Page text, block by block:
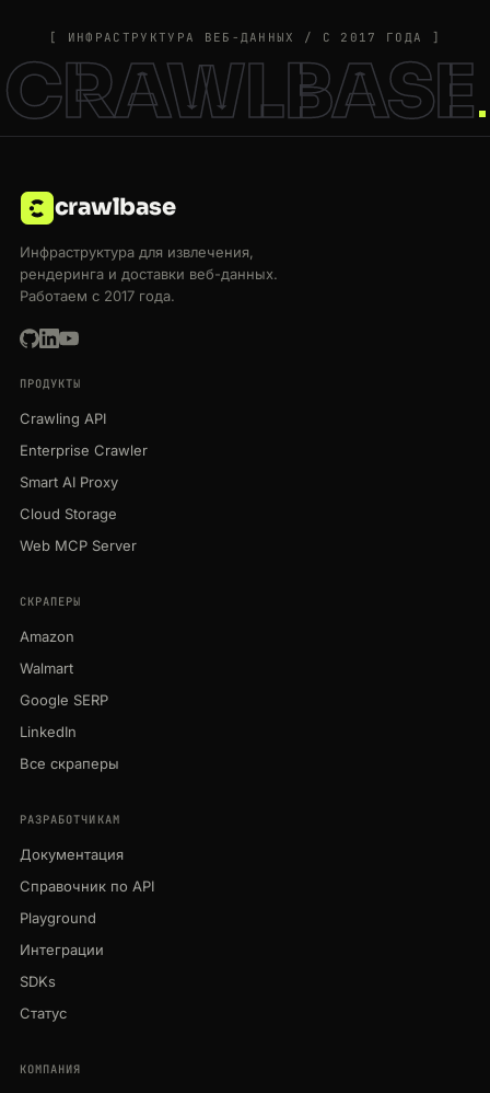
[ ИНФРАСТРУКТУРА ВЕБ-ДАННЫХ / С 2017 ГОДА ]
CRAWLBASE
crawlbase
Инфраструктура для извлечения,
рендеринга и доставки веб-данных.
Работаем с 2017 года.
ПРОДУКТЫ
Crawling API
Enterprise Crawler
Smart AI Proxy
Cloud Storage
Web MCP Server
СКРАПЕРЫ
Amazon
Walmart
Google SERP
LinkedIn
Все скраперы
РАЗРАБОТЧИКАМ
Документация
Справочник по API
Playground
Интеграции
SDKs
Статус
КОМПАНИЯ